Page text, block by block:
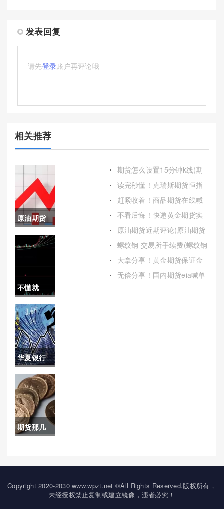
发表回复
请先登录账户再评论哦
相关推荐
原油期货
波动一点
波动一个
点多少钱)
不懂就
问！逸富
交易软件
靠谱吗(逸
富期货交
易软件下
载)
华夏银行
黄金期货
au2012(华
夏银行黄
金价格今
期货那几
证金最少
(期货那几
期货怎么设置15分钟k线(期
读完秒懂！克瑞斯期货恒指
理解和运用这一制度）
赶紧收着！商品期货在线喊
不看后悔！快递黄金期货实
原油期货近期评论(原油期货
螺纹钢 交易所手续费(螺纹钢
大拿分享！黄金期货保证金
略调整
无偿分享！国内期货eia喊单
Copyright 2020-2030 www.wpzt.net ©All Rights Reserved.版权所有，
未经授权禁止复制或建立镜像，违者必究！